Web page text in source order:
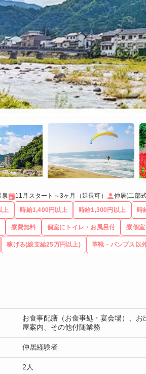
泉 11月スタート～3ヶ月（延長可） 仲居(二部
上 時給1,400円以上 時給1,300円以上 時
寮費無料 個室にトイレ・お風呂付 寮個室
稼げる(総支給25万円以上) 革靴・パンプス以
お食事配膳（お食事処・宴会場）、お
屋案内、その他付随業務
仲居経験者
2人